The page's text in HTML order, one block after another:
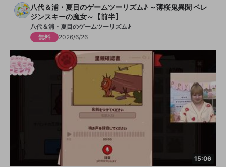
八代＆浦・夏目のゲームツーリズム♪ ～薄桜鬼異聞 ベレ
ジンスキーの魔女～【前半】
八代＆浦・夏目のゲームツーリズム♪
無料
2026/6/26
15:06